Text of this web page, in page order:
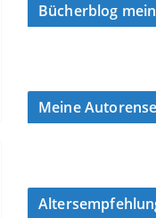
Bücherblog
Meine